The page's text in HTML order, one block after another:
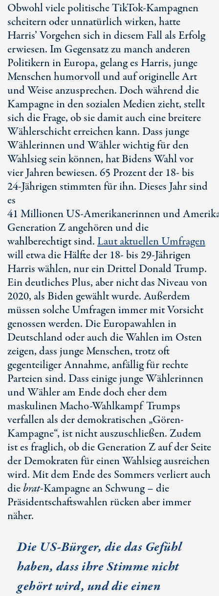
Obwohl viele politische TikTok-Kampagnen
scheitern oder unnatürlich wirken, hatte
Harris’ Vorgehen sich in diesem Fall als Erfolg
erwiesen. Im Gegensatz zu manch anderen
Politikern in Europa, gelang es Harris, junge
Menschen humorvoll und auf originelle Art
und Weise anzusprechen. Doch während die
Kampagne in den sozialen Medien zieht, stellt
sich die Frage, ob sie damit auch eine breitere
Wählerschicht erreichen kann. Dass junge
Wählerinnen und Wähler wichtig für den
Wahlsieg sein können, hat Bidens Wahl vor
vier Jahren bewiesen. 65 Prozentder 18- bis
24-Jährigenstimmten für ihn. Dieses Jahr sind
es
41 Millionen US-Amerikanerinnen und
Generation Z angehören unddie
wahlberechtigt sind.Laut aktuellen Umfragen
will etwa die Hälfte der 18- bis 29-Jährigen
Harris wählen, nur ein DrittelDonald Trump.
Ein deutliches Plus, aber nicht das Niveau von
2020, als Biden gewählt wurde. Außerdem
müssen solche Umfragen immer mit Vorsicht
genossen werden. Die Europawahlen in
Deutschland oder auch die Wahlen im Osten
zeigen, dass junge Menschen, trotz oft
gegenteiliger Annahme, anfällig für rechte
Parteien sind. Dass einige junge Wählerinnen
und Wähler am Ende doch eher dem
maskulinen Macho-Wahlkampf Trumps
verfallen als der demokratischen „Gören-
Kampagne“, ist nicht auszuschließen. Zudem
ist es fraglich, ob dieGeneration Zauf der Seite
der Demokraten für einen Wahlsieg ausreichen
wird. Mit dem Ende des Sommers verliert auch
diebrat-Kampagne an Schwung – die
Präsidentschaftswahlen rücken aber immer
näher.
Die US-Bürger, die das Gefühl
haben, dass ihre Stimme nicht
gehört wird, und die einen